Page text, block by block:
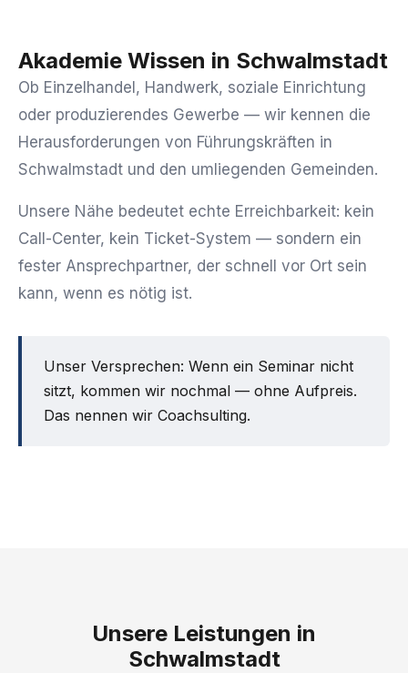
Akademie Wissen in Schwalmstadt
Ob Einzelhandel, Handwerk, soziale Einrichtung
oder produzierendes Gewerbe — wir kennen die
Herausforderungen von Führungskräften in
Schwalmstadt und den umliegenden Gemeinden.
Unsere Nähe bedeutet echte Erreichbarkeit: kein
Call-Center, kein Ticket-System — sondern ein
fester Ansprechpartner, der schnell vor Ort sein
kann, wenn es nötig ist.
Unser Versprechen: Wenn ein Seminar nicht
sitzt, kommen wir nochmal — ohne Aufpreis.
Das nennen wir Coachsulting.
Unsere Leistungen in
Schwalmstadt